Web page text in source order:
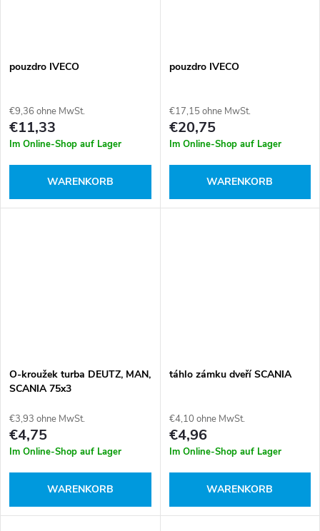
pouzdro IVECO
€9,36 ohne MwSt.
€11,33
Im Online-Shop auf Lager
WARENKORB
pouzdro IVECO
€17,15 ohne MwSt.
€20,75
Im Online-Shop auf Lager
WARENKORB
O-kroužek turba DEUTZ, MAN,
SCANIA 75x3
€3,93 ohne MwSt.
€4,75
Im Online-Shop auf Lager
WARENKORB
táhlo zámku dveří SCANIA
€4,10 ohne MwSt.
€4,96
Im Online-Shop auf Lager
WARENKORB